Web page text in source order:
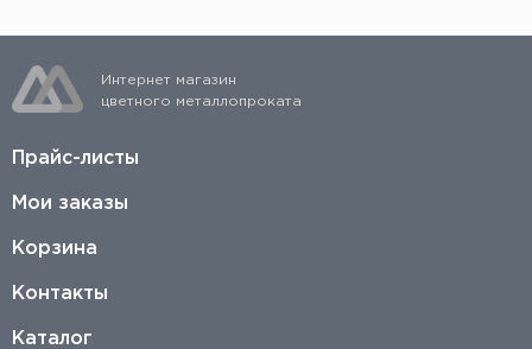
Интернет магазин
цветного металлопроката
Прайс-листы
Мои заказы
Корзина
Контакты
Каталог